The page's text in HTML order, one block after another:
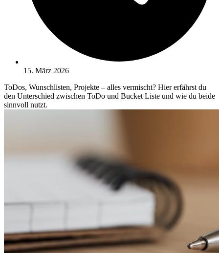
15. März 2026
ToDos, Wunschlisten, Projekte – alles vermischt? Hier erfährst du
den Unterschied zwischen ToDo und Bucket Liste und wie du beide
sinnvoll nutzt.